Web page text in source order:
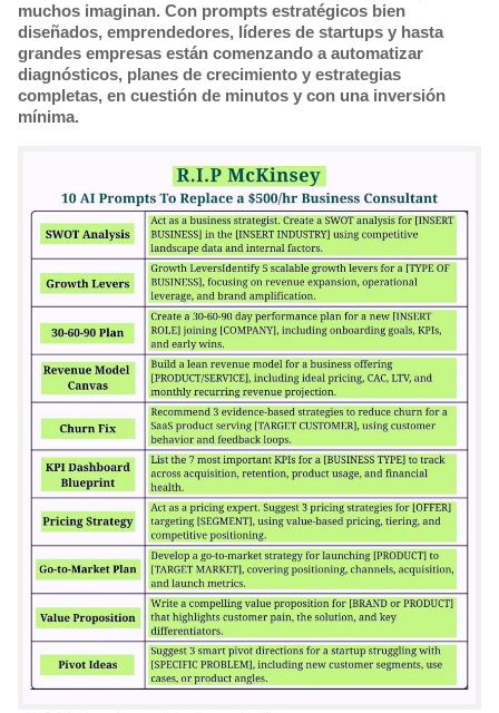
muchos imaginan. Con prompts estratégicos bien
diseñados, emprendedores, líderes de startups y hasta
grandes empresas están comenzando a automatizar
diagnósticos, planes de crecimiento y estrategias
completas, en cuestión de minutos y con una inversión
mínima.